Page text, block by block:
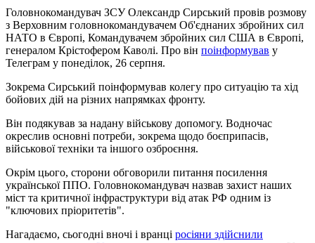
Головнокомандувач ЗСУ Олександр Сирський провів розмову
з Верховним головнокомандувачем Об'єднаних збройних сил
НАТО в Європі, Командувачем збройних сил США в Європі,
генералом Крістофером Каволі. Про він поінформував у
Телеграм у понеділок, 26 серпня.
Зокрема Сирський поінформував колегу про ситуацію та хід
бойових дій на різних напрямках фронту.
Він подякував за надану військову допомогу. Водночас
окреслив основні потреби, зокрема щодо боєприпасів,
військової техніки та іншого озброєння.
Окрім цього, сторони обговорили питання посилення
української ППО. Головнокомандувач назвав захист наших
міст та критичної інфраструктури від атак РФ одним із
"ключових пріоритетів".
Нагадаємо, сьогодні вночі і вранці росіяни здійснили